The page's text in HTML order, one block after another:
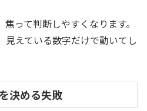
って判断しやすくなります。
見えている数字だけで動いてし
決める失敗